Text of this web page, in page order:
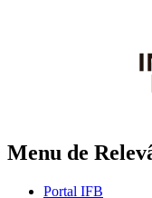
Menu de
Portal IFB